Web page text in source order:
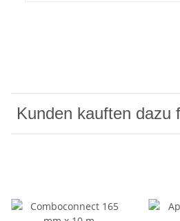
Kunden kauften dazu